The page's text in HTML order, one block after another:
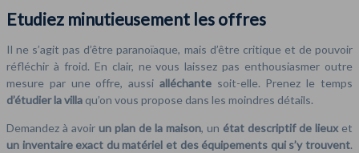
Etudiez minutieusement les offres
Il ne s’agit pas d’être paranoïaque, mais d’être critique et de pouvoir
réfléchir à froid. En clair, ne vous laissez pas enthousiasmer outre
mesure par une offre, aussi alléchantesoit-elle. Prenez le temps
d’étudier la villa qu’on vous propose dans les moindres détails.
Demandez à avoir un plan de la maison, un état descriptif de lieux et
un inventaire exact du matériel et des équipements qui s’y trouvent.